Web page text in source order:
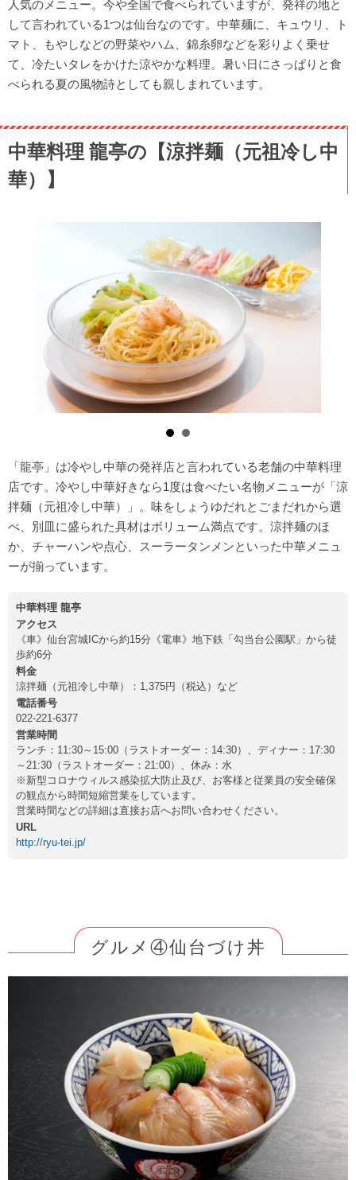
人気のメニュー。今や全国で食べられていますが、発祥の地と
して言われている1つは仙台なのです。中華麺に、キュウリ、ト
マト、もやしなどの野菜やハム、錦糸卵などを彩りよく乗せ
て、冷たいタレをかけた涼やかな料理。暑い日にさっぱりと食
べられる夏の風物詩としても親しまれています。
中華料理 龍亭の【涼拌麺（元祖冷し中
華）】
「龍亭」は冷やし中華の発祥店と言われている老舗の中華料理
店です。冷やし中華好きなら1度は食べたい名物メニューが「涼
拌麺（元祖冷し中華）」。味をしょうゆだれとごまだれから選
べ、別皿に盛られた具材はボリューム満点です。涼拌麺のほ
か、チャーハンや点心、スーラータンメンといった中華メニュ
ーが揃っています。
中華料理 龍亭
アクセス
《車》仙台宮城ICから約15分《電車》地下鉄「勾当台公園駅」から徒
歩約6分
料金
涼拌麺（元祖冷し中華）：1,375円（税込）など
電話番号
022-221-6377
営業時間
ランチ：11:30～15:00（ラストオーダー：14:30）、ディナー：17:30
～21:30（ラストオーダー：21:00）、休み：水
※新型コロナウィルス感染拡大防止及び、お客様と従業員の安全確保
の観点から時間短縮営業をしています。
営業時間などの詳細は直接お店へお問い合わせください。
URL
http://ryu-tei.jp/
グルメ④仙台づけ丼